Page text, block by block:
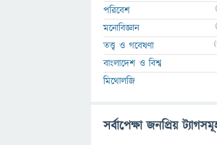
পরিবেশ
মনোবিজ্ঞান
তত্ত্ব ও গবেষণা
বাংলাদেশ ও বিশ্ব
মিথোলজি
সর্বাপেক্ষা জনপ্রিয়